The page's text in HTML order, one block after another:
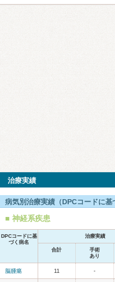
治療実績
病気別治療実績（DPCコードに基
神経系疾患
DPCコードに基
づく病名
治療実績
合計
手術
あり
脳腫瘍 11 -